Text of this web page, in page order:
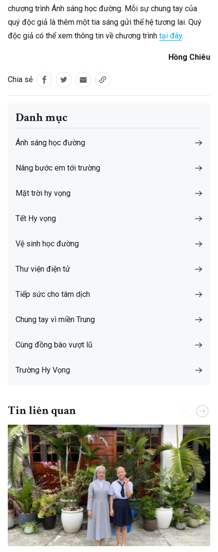
chương trình Ánh sáng học đường. Mỗi sự chung tay của
quý độc giả là thêm một tia sáng gửi thế hệ tương lai. Quý
độc giả có thể xem thông tin về chương trình tại đây.
Hồng Chiêu
Chia sẻ
Danh mục
Ánh sáng học đường
Nâng bước em tới trường
Mặt trời hy vọng
Tết Hy vọng
Vệ sinh học đường
Thư viện điện tử
Tiếp sức cho tâm dịch
Chung tay vì miền Trung
Cùng đồng bào vượt lũ
Trường Hy Vọng
Tin liên quan